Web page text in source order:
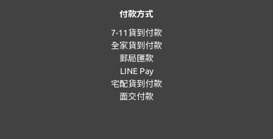
付款方式
7-11貨到付款
全家貨到付款
郵局匯款
LINE Pay
宅配貨到付款
面交付款